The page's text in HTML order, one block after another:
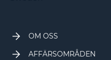
OM OSS
AFFÄRSOMRÅDEN